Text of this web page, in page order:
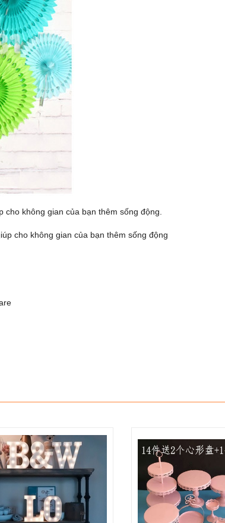
không gian của bạn thêm sống động.